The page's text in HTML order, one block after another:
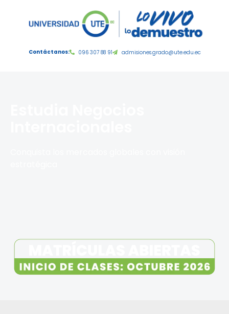
Contáctanos: 096 307 88 91 admisiones.grado@ute.edu.ec